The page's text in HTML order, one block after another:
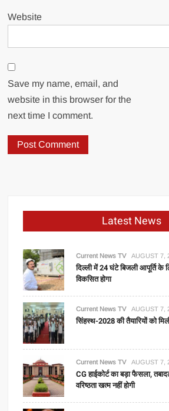
Website
Save my name, email, and
website in this browser for the
next time I comment.
Latest News
Current News TV AUGUST 7,
दिल्ली में 24 घंटे बिजली आपूर्ति के
विकसित होगा
Current News TV AUGUST 7,
सिंहस्थ-2028 की तैयारियों को
Current News TV AUGUST 7,
CG हाईकोर्ट का बड़ा फैसला,
वरिष्ठता खत्म नहीं होगी